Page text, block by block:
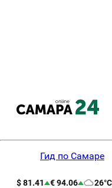
Гид по Самаре
$ 81.41 € 94.06 26°C